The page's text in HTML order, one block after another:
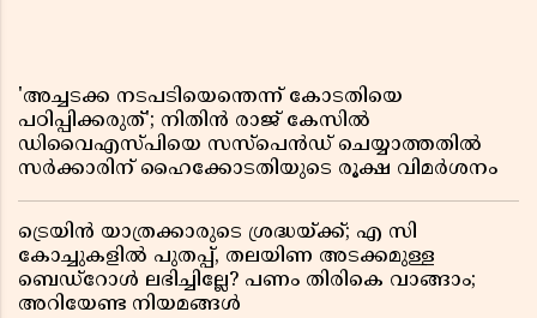
'അച്ചടക്ക നടപടിയെന്തെന്ന് കോടതിയെ
പഠിപ്പിക്കരുത്'; നിതിൻ രാജ് കേസിൽ
ഡിവൈഎസ്പിയെ സസ്പെൻഡ് ചെയ്യാത്തതിൽ
സർക്കാരിന് ഹൈക്കോടതിയുടെ രൂക്ഷ വിമർശനം
ട്രെയിൻ യാത്രക്കാരുടെ ശ്രദ്ധയ്ക്ക്; എ സി
കോച്ചുകളിൽ പുതപ്പ്, തലയിണ അടക്കമുള്ള
ബെഡ്റോൾ ലഭിച്ചില്ലേ? പണം തിരികെ വാങ്ങാം;
അറിയേണ്ട നിയമങ്ങൾ